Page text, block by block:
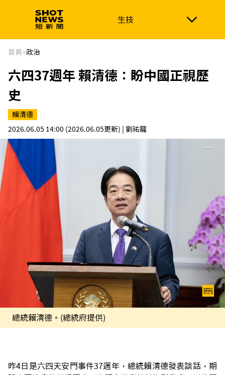
生技
生技 政治
新南向 體育
首頁>政治
六四37週年 賴清德：盼中國正視歷
史
賴清德
2026.06.05 14:00 (2026.06.05更新) | 劉祐龍
總統賴清德。(總統府提供)
昨4日是六四天安門事件37週年，總統賴清德發表談話，期